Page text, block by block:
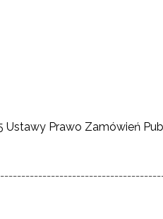
Prawo Zamówień